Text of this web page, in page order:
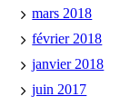
mars 2018
février 2018
janvier 2018
juin 2017